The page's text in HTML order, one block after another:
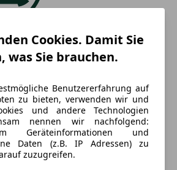
Cookies. Damit Sie
was Sie brauchen.
Benutzererfahrung auf
zu bieten, verwenden wir und
und andere Technologien
nennen wir nachfolgend:
Geräteinformationen und
Daten (z.B. IP Adressen) zu
zuzugreifen.